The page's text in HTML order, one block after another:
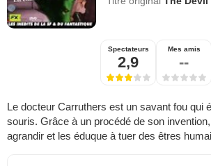
Spectateurs
2,9
Mes amis
--
Le docteur Carruthers est un savant fou qui
souris. Grâce à un procédé de son
agrandir et les éduque à tuer des êtres